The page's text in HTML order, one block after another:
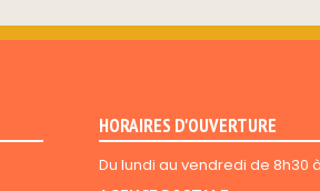
HORAIRES D'OUVERTURE
Du lundi au vendredi de 8h30